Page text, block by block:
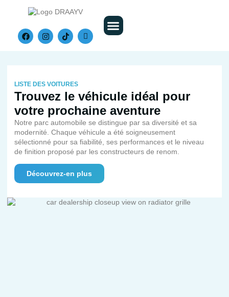
LISTE DES VOITURES
Trouvez le véhicule idéal pour
votre prochaine aventure
Notre parc automobile se distingue par sa diversité et sa
modernité. Chaque véhicule a été soigneusement
sélectionné pour sa fiabilité, ses performances et le niveau
de finition proposé par les constructeurs de renom.
Découvrez-en plus